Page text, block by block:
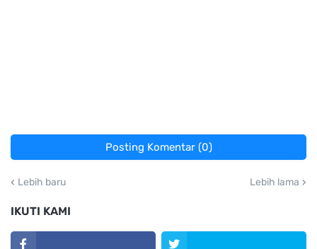
Posting Komentar (0)
Lebih baru Lebih lama
IKUTI KAMI